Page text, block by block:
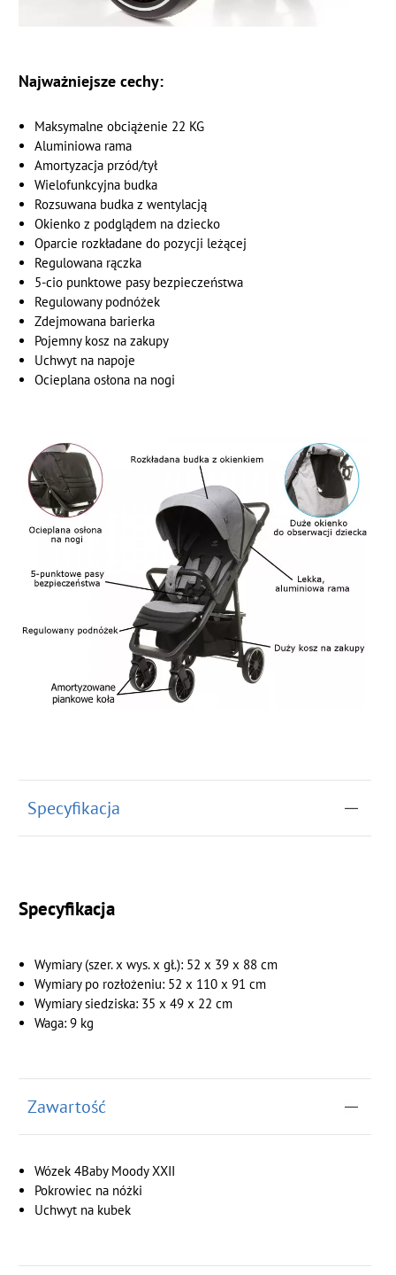
Najważniejsze cechy:
Maksymalne obciążenie 22 KG
Aluminiowa rama
Amortyzacja przód/tył
Wielofunkcyjna budka
Rozsuwana budka z wentylacją
Okienko z podglądem na dziecko
Oparcie rozkładane do pozycji leżącej
Regulowana rączka
5-cio punktowe pasy bezpieczeństwa
Regulowany podnóżek
Zdejmowana barierka
Pojemny kosz na zakupy
Uchwyt na napoje
Ocieplana osłona na nogi
Specyfikacja
Specyfikacja
Wymiary (szer. x wys. x gł.): 52 x 39 x 88 cm
Wymiary po rozłożeniu: 52 x 110 x 91 cm
Wymiary siedziska: 35 x 49 x 22 cm
Waga: 9 kg
Zawartość
Wózek4Baby Moody XXII
Pokrowiec na nóżki
Uchwyt na kubek